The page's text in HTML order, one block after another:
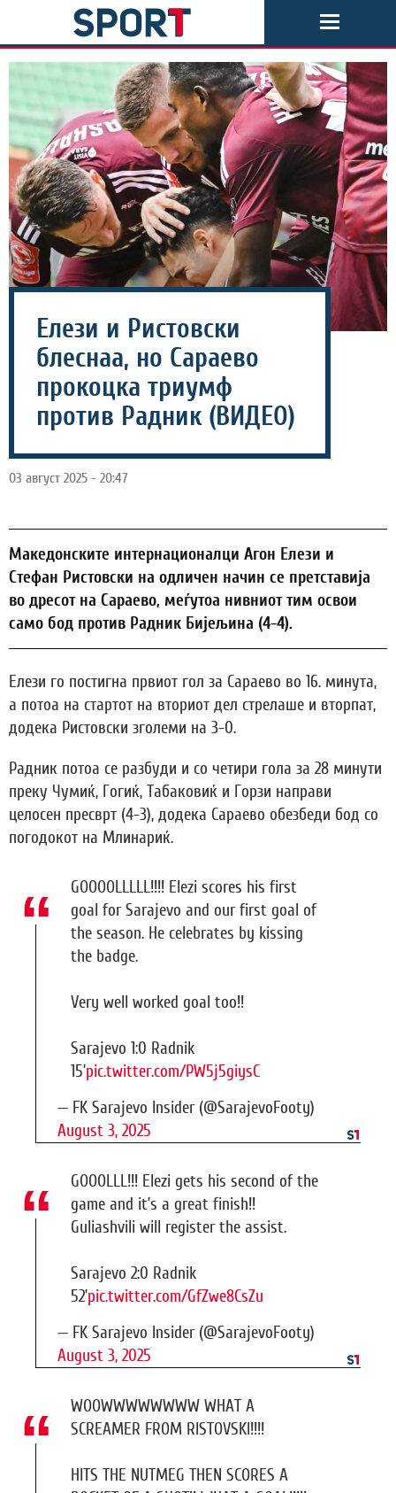
Елези и Ристовски
блеснаа, но Сараево
прокоцка триумф
против Радник (ВИДЕО)
03 август 2025 - 20:47
Македонските интернационалци Агон Елези и
Стефан Ристовски на одличен начин се претставија
во дресот на Сараево, меѓутоа нивниот тим освои
само бод против Радник Бијељина (4-4).
Елези го постигна првиот гол за Сараево во 16. минута,
а потоа на стартот на вториот дел стрелаше и вторпат,
додека Ристовски зголеми на 3-0.
Радник потоа се разбуди и со четири гола за 28 минути
преку Чумиќ, Гогиќ, Табаковиќ и Горзи направи
целосен пресврт (4-3), додека Сараево обезбеди бод со
погодокот на Млинариќ.
GOOOOLLLLL!!!! Elezi scores his first
goal for Sarajevo and our first goal of
the season. He celebrates by kissing
the badge.
Very well worked goal too!!
Sarajevo 1:0 Radnik
15’pic.twitter.com/PW5j5giysC
— FK Sarajevo Insider (@SarajevoFooty)
August 3, 2025
GOOOLLL!!! Elezi gets his second of the
game and it’s a great finish!!
Guliashvili will register the assist.
Sarajevo 2:0 Radnik
52’pic.twitter.com/GfZwe8CsZu
— FK Sarajevo Insider (@SarajevoFooty)
August 3, 2025
WOOWWWWWWWW WHAT A
SCREAMER FROM RISTOVSKI!!!!
HITS THE NUTMEG THEN SCORES A